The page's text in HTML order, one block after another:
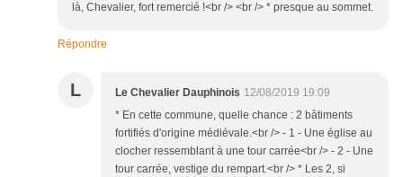
là, Chevalier, fort remercié !<br /> <br /> * presque au sommet.
Répondre
L Le Chevalier Dauphinois 12/08/2019 19:09
* En cette commune, quelle chance : 2 bâtiments
fortifiés d'origine médiévale.<br /> - 1 - Une église au
clocher ressemblant à une tour carrée<br /> - 2 - Une
tour carrée, vestige du rempart.<br /> * Les 2, si